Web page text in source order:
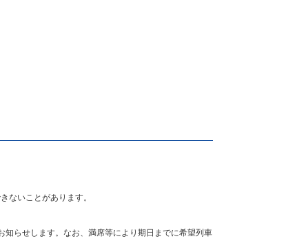
ないことがあります。
知らせします。なお、満席等により期日までに希望列車